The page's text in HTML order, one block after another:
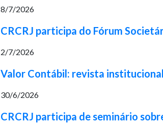
8/7/2026
CRCRJ participa do Fórum
2/7/2026
Valor Contábil: revista
30/6/2026
CRCRJ participa de seminário